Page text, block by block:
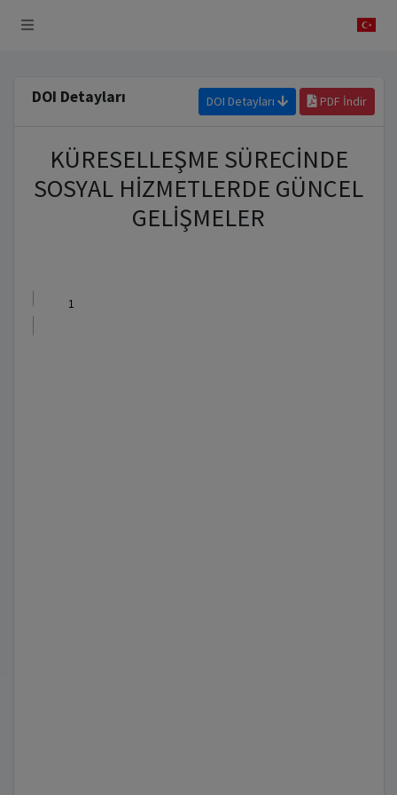
DOI Detayları DOI Detayları PDF İndir
KÜRESELLEŞME SÜRECİNDE
SOSYAL HİZMETLERDE GÜNCEL
GELİŞMELER